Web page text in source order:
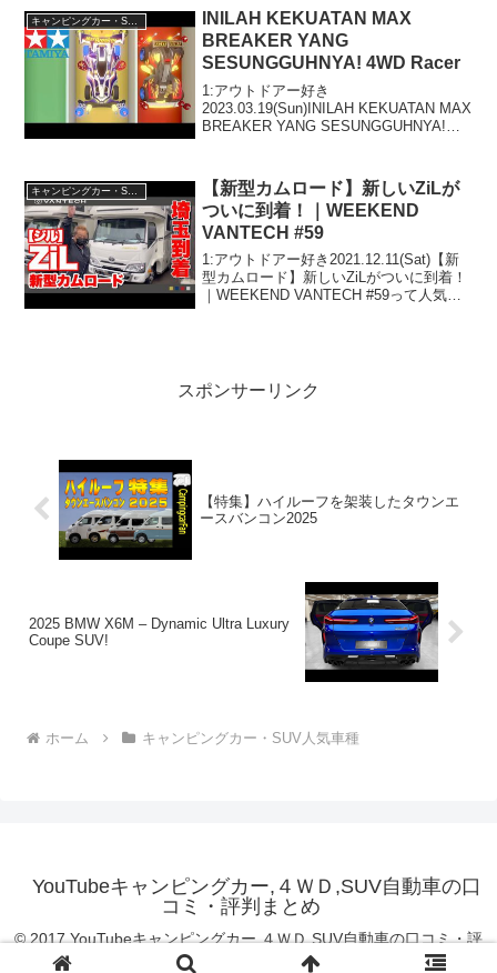
ぞ、見逃...
キャンピングカー・SUV人気車種
INILAH KEKUATAN MAX
BREAKER YANG
SESUNGGUHNYA! 4WD Racer
1:アウトドアー好き
2023.03.19(Sun)INILAH KEKUATAN MAX
BREAKER YANG SESUNGGUHNYA!
2023.03.1...
【新型カムロード】新しいZiLが
ついに到着！｜WEEKEND
VANTECH #59
1:アウトドアー好き2021.12.11(Sat)【新
型カムロード】新しいZiLがついに到着！
｜WEEKEND VANTECH #59って人気で
スポンサーリンク
【特集】ハイルーフを架装したタウンエ
ースバンコン2025
2025 BMW X6M – Dynamic Ultra Luxury
Coupe SUV!
ホーム キャンピングカー・SUV人気車種
YouTubeキャンピングカー,４ＷＤ,SUV自動車の口
コミ・評判まとめ
© 2017 YouTubeキャンピングカー,４ＷＤ,SUV自動車の口コミ・評